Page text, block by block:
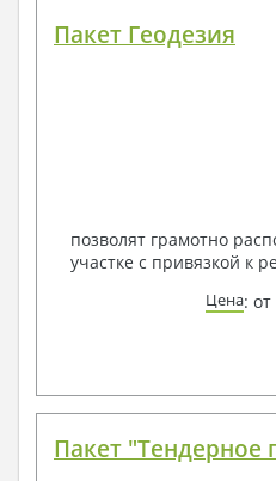
Пакет Геодезия
позволят грамотно
участке с привязкой к
Цена: от
Пакет "Тендерное